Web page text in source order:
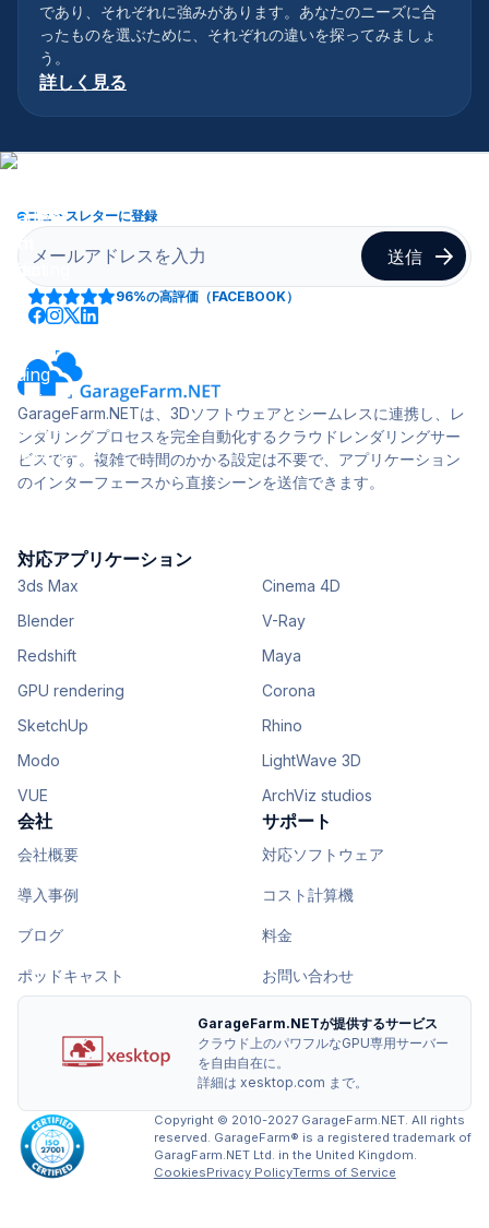
であり、それぞれに強みがあります。あなたのニーズに合
ったものを選ぶために、それぞれの違いを探ってみましょ
う。
詳しく見る
ニュースレターに登録
96%の高評価（FACEBOOK）
GarageFarm.NETは、3Dソフトウェアとシームレスに連携し、レ
ンダリングプロセスを完全自動化するクラウドレンダリングサー
ビスです。複雑で時間のかかる設定は不要で、アプリケーション
のインターフェースから直接シーンを送信できます。
対応アプリケーション
3ds Max
Cinema 4D
Blender
V-Ray
Redshift
Maya
GPU rendering
Corona
SketchUp
Rhino
Modo
LightWave 3D
VUE
ArchViz studios
会社
会社概要
導入事例
ブログ
ポッドキャスト
サポート
対応ソフトウェア
コスト計算機
料金
お問い合わせ
GarageFarm.NETが提供するサービス
クラウド上のパワフルなGPU専用サーバー
を自由自在に。
詳細は xesktop.com まで。
Copyright © 2010-2027 GarageFarm.NET. All rights
reserved. GarageFarm® is a registered trademark of
GaragFarm.NET Ltd. in the United Kingdom.
CookiesPrivacy PolicyTerms of Service